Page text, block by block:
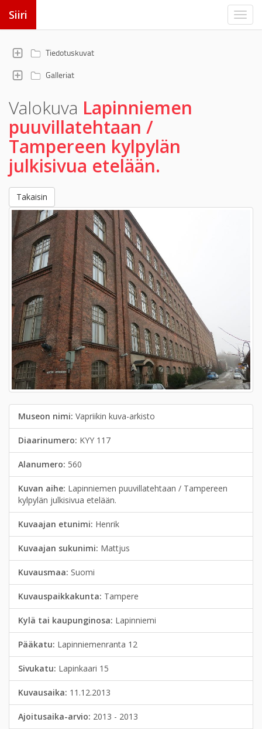
Siiri
Tiedotuskuvat
Galleriat
Valokuva Lapinniemen
puuvillatehtaan /
Tampereen kylpylän
julkisivua etelään.
Takaisin
Museon nimi: Vapriikin kuva-arkisto
Diaarinumero: KYY 117
Alanumero: 560
Kuvan aihe: Lapinniemen puuvillatehtaan / Tampereen
kylpylän julkisivua etelään.
Kuvaajan etunimi: Henrik
Kuvaajan sukunimi: Mattjus
Kuvausmaa: Suomi
Kuvauspaikkakunta: Tampere
Kylä tai kaupunginosa: Lapinniemi
Pääkatu: Lapinniemenranta 12
Sivukatu: Lapinkaari 15
Kuvausaika: 11.12.2013
Ajoitusaika-arvio: 2013 - 2013